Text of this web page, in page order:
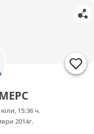
15:36 ч.
2014г.